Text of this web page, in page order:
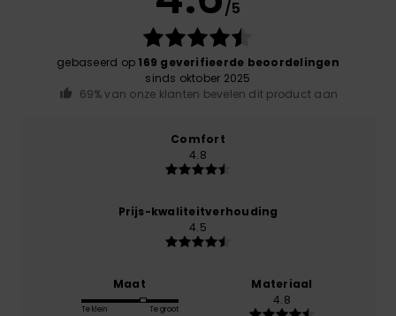
/5
gebaseerd op 169 geverifieerde beoordelingen
sinds oktober 2025
69% van onze klanten bevelen dit product aan
Comfort
4.8
Prijs-kwaliteitverhouding
4.5
Maat
Te klein Te groot
Materiaal
4.8